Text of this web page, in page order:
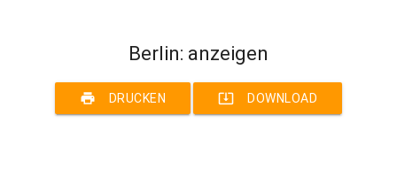
Berlin: anzeigen
print DRUCKEN system_update_alt DOWNLOAD